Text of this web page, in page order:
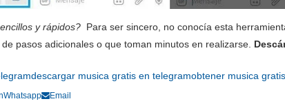
y rápidos? Para ser sincero, no conocía esta
pasos adicionales o que toman minutos en realizarse.
descargar musica gratis en telegramobtener musica
Whatsapp Email